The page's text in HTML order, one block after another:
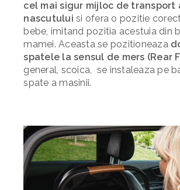
cel mai sigur mijloc de transport
nascutului si ofera o pozitie
bebe, imitand pozitia acestuia din
mamei. Aceasta se pozitioneaza
spatele la sensul de mers (Rear
general, scoica, se instaleaza pe
spate a masinii.